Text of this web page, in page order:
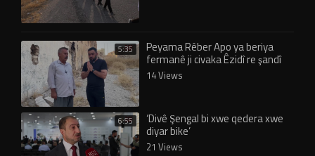
5:35 Peyama Rêber Apo ya beriya
fermanê ji civaka Êzidî re şandî
eşkere bû!
14 Views
6:55 ‘Divê Şengal bi xwe qedera xwe
diyar bike’
21 Views